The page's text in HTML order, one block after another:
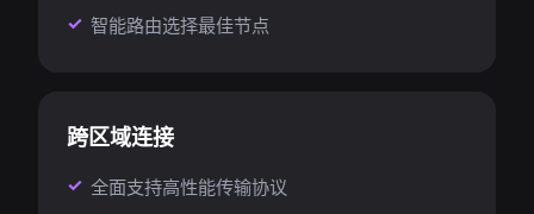
智能路由选择最佳节点
跨区域连接
全面支持高性能传输协议